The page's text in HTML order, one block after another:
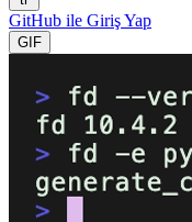
GitHub ile Giriş Yap
GIF